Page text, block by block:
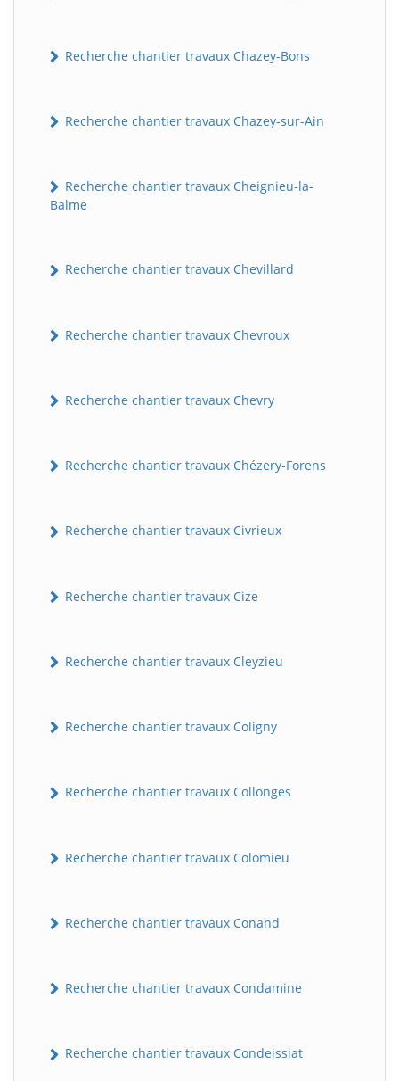
Recherche chantier travaux Chazey-Bons
Recherche chantier travaux Chazey-sur-Ain
Recherche chantier travaux Cheignieu-la-
Balme
Recherche chantier travaux Chevillard
Recherche chantier travaux Chevroux
Recherche chantier travaux Chevry
Recherche chantier travaux Chézery-Forens
Recherche chantier travaux Civrieux
Recherche chantier travaux Cize
Recherche chantier travaux Cleyzieu
Recherche chantier travaux Coligny
Recherche chantier travaux Collonges
Recherche chantier travaux Colomieu
Recherche chantier travaux Conand
Recherche chantier travaux Condamine
Recherche chantier travaux Condeissiat